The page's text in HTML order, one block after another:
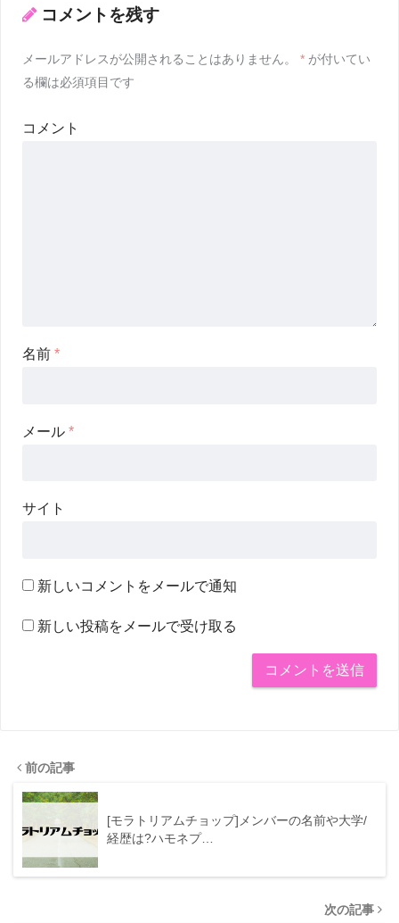
コメントを残す
メールアドレスが公開されることはありません。 * が付いてい
る欄は必須項目です
コメント
名前 *
メール *
サイト
新しいコメントをメールで通知
新しい投稿をメールで受け取る
前の記事
[モラトリアムチョップ]メンバーの名前や大学/
経歴は?ハモネプ…
次の記事